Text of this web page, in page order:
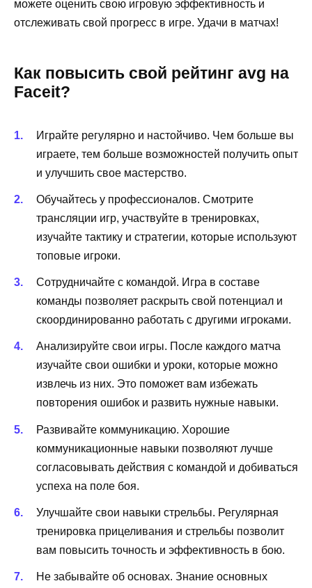
можете оценить свою игровую эффективность и
отслеживать свой прогресс в игре. Удачи в матчах!
Как повысить свой рейтинг avg на
Faceit?
Играйте регулярно и настойчиво. Чем больше вы
играете, тем больше возможностей получить опыт
и улучшить свое мастерство.
Обучайтесь у профессионалов. Смотрите
трансляции игр, участвуйте в тренировках,
изучайте тактику и стратегии, которые используют
топовые игроки.
Сотрудничайте с командой. Игра в составе
команды позволяет раскрыть свой потенциал и
скоординированно работать с другими игроками.
Анализируйте свои игры. После каждого матча
изучайте свои ошибки и уроки, которые можно
извлечь из них. Это поможет вам избежать
повторения ошибок и развить нужные навыки.
Развивайте коммуникацию. Хорошие
коммуникационные навыки позволяют лучше
согласовывать действия с командой и добиваться
успеха на поле боя.
Улучшайте свои навыки стрельбы. Регулярная
тренировка прицеливания и стрельбы позволит
вам повысить точность и эффективность в бою.
Не забывайте об основах. Знание основных